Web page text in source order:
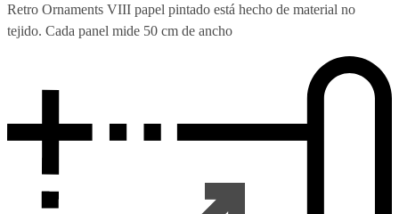
Retro Ornaments VIII papel pintado está hecho de material no
tejido. Cada panel mide 50 cm de ancho